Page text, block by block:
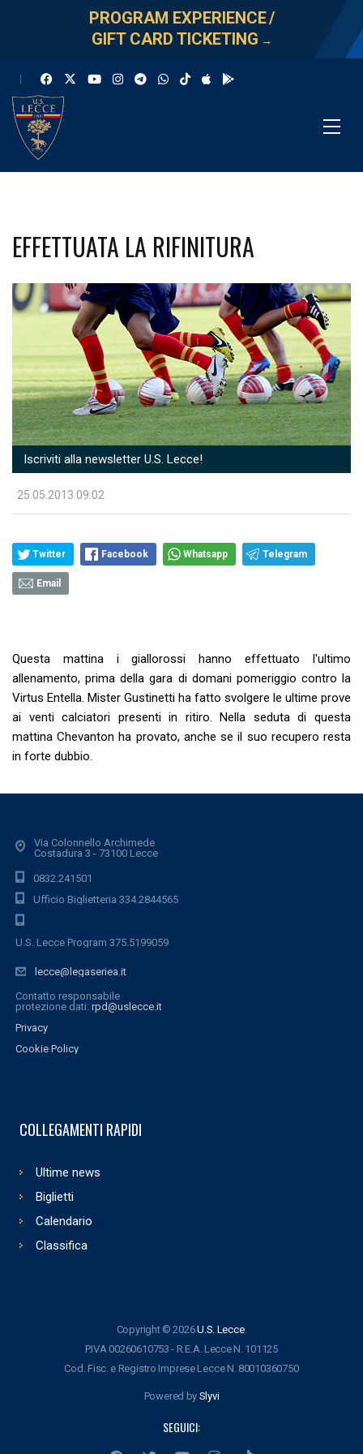
PROGRAM EXPERIENCE/
GIFT CARD TICKETING →
EFFETTUATA LA RIFINITURA
Iscriviti alla newsletter U.S. Lecce!
25.05.2013 09:02
Twitter Facebook Whatsapp Telegram
Email
Questa mattina i giallorossi hanno effettuato l'ultimo
allenamento, prima della gara di domani pomeriggio contro la
Virtus Entella. Mister Gustinetti ha fatto svolgere le ultime prove
ai venti calciatori presenti in ritiro. Nella seduta di questa
mattina Chevanton ha provato, anche se il suo recupero resta
in forte dubbio.
Via Colonnello Archimede
Costadura 3 - 73100 Lecce
0832.241501
Ufficio Biglietteria 334.2844565
U.S. Lecce Program 375.5199059
lecce@legaseriea.it
Contatto responsabile
protezione dati: rpd@uslecce.it
Privacy
Cookie Policy
COLLEGAMENTI RAPIDI
Ultime news
Biglietti
Calendario
Classifica
Copyright © 2026U.S. Lecce.
P.IVA 00260610753 - R.E.A. Lecce N. 101125
Cod. Fisc. e Registro Imprese Lecce N. 80010360750
Powered by Slyvi
SEGUICI: